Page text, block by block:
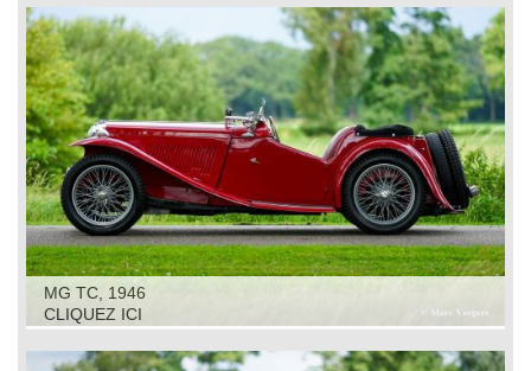
MG TC, 1946
CLIQUEZ ICI